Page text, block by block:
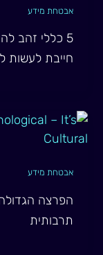
אבטחת מידע
5 כללי זהב
חייבת לעשות
אבטחת מידע
הפרצה
תרבותית